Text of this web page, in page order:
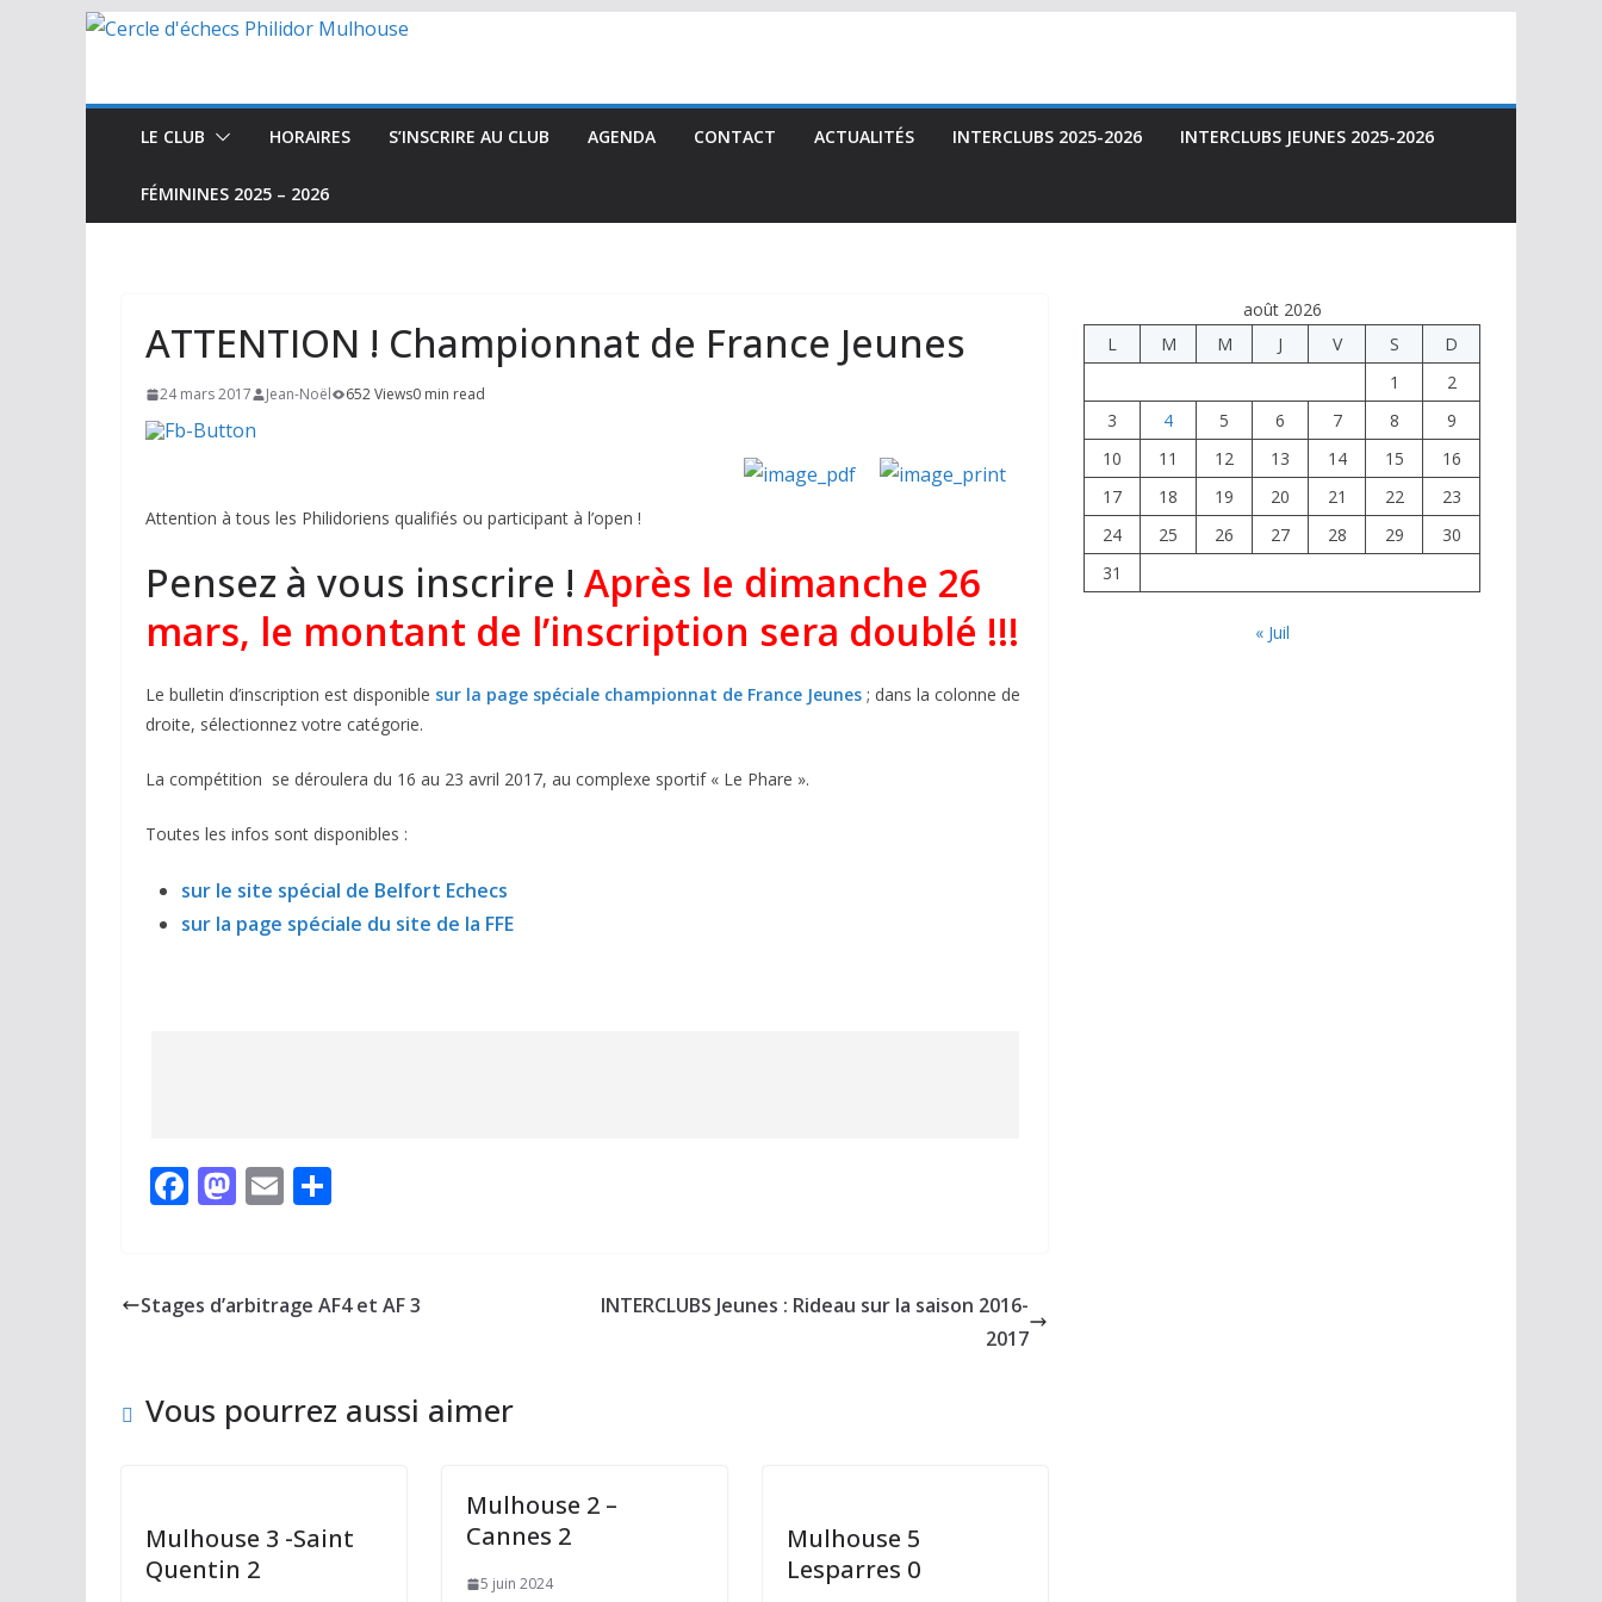
Passer
LE CLUB HORAIRES S’INSCRIRE AU CLUB AGENDA CONTACT ACTUALITÉS INTERCLUBS 2025-2026 INTERCLUBS JEUNES 2025-2026
FÉMININES 2025 – 2026
ATTENTION ! Championnat de France Jeunes
24 mars 2017 Jean-Noël 652 Views0 min read
Attention à tous les Philidoriens qualifiés ou participant à l’open !
Pensez à vous inscrire ! Après le dimanche 26
mars, le montant de l’inscription sera doublé !!!
Le bulletin d’inscription est disponible sur la page spéciale championnat de France Jeunes ; dans la colonne de
droite, sélectionnez votre catégorie.
La compétition se déroulera du 16 au 23 avril 2017, au complexe sportif « Le Phare ».
Toutes les infos sont disponibles :
sur le site spécial de Belfort Echecs
sur la page spéciale du site de la FFE
F
b
k
M
d
E
l g
Stages d’arbitrage AF4 et AF 3
INTERCLUBS Jeunes : Rideau sur la saison 2016-
2017
Vous pourrez aussi aimer
Mulhouse 3 -Saint
Quentin 2
Mulhouse 2 –
Cannes 2
5 juin 2024
Mulhouse 5
Lesparres 0
août 2026
L
M M J V S
D
1
2
3
4 5 6 7 8
9
10
11 12 13 14 15
16
17
18 19 20 21 22
23
24
25 26 27 28 29
30
31
« Juil